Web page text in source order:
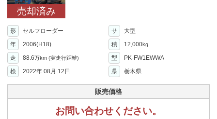
売却済み
形 セルフローダー サ
大型
年
2006(H18) 積 12,000kg
走 88.6万km (実走行距離) 型
PK-FW1EWWA
検
2022年 08月 12日 県 栃木県
販売価格
お問い合わせください。